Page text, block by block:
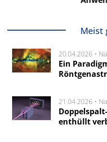
Meist
20.04.2026 •
Ein
21.04.2026 •
enthüllt